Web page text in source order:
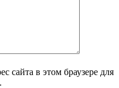
сайта в этом браузере для